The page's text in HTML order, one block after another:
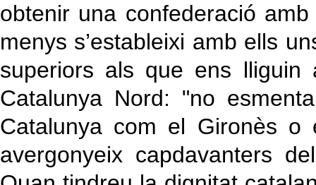
obtenir una confederació
menys s’estableixi amb ells
superiors als que ens lliguin
Catalunya Nord: "no
Catalunya com el Gironès
avergonyeix capdavanters